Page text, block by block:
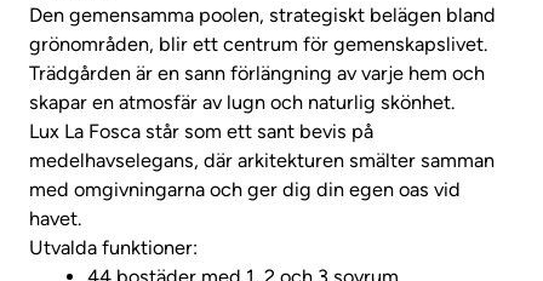
Den gemensamma poolen, strategiskt belägen bland
grönområden, blir ett centrum för gemenskapslivet.
Trädgården är en sann förlängning av varje hem och
skapar en atmosfär av lugn och naturlig skönhet.
Lux La Fosca står som ett sant bevis på
medelhavselegans, där arkitekturen smälter samman
med omgivningarna och ger dig din egen oas vid
havet.
Utvalda funktioner: